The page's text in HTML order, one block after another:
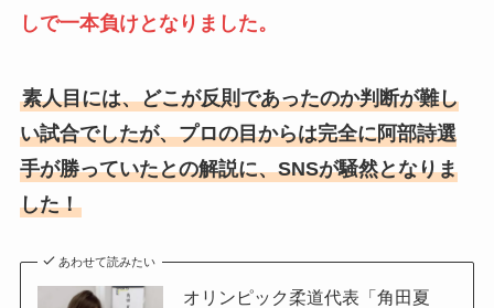
しで一本負けとなりました。
素人目には、どこが反則であったのか判断が難し
い試合でしたが、プロの目からは完全に阿部詩選
手が勝っていたとの解説に、SNSが騒然となりま
した！
あわせて読みたい
オリンピック柔道代表「角田夏